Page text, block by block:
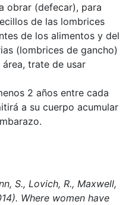
obrar (defecar), para
de las lombrices
de los alimentos y del
(lombrices de gancho)
trate de usar
2 años entre cada
a su cuerpo acumular
S., Lovich, R., Maxwell,
Where women have